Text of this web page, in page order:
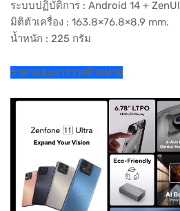
ระบบปฏิบัติการ : Android 14 + ZenUI
มิติตัวเครื่อง : 163.8×76.8×8.9 mm.
น้ำหนัก : 225 กรัม
ราคาและการวางจำหน่าย